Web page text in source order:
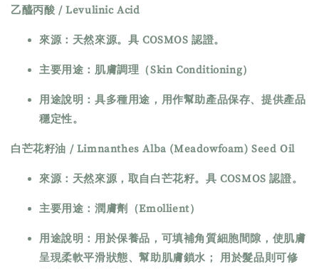
乙醯丙酸 / Levulinic Acid
來源：天然來源。具 COSMOS 認證。
主要用途：肌膚調理（Skin Conditioning）
用途說明：具多種用途，用作幫助產品保存、提供產品
穩定性。
白芒花籽油 / Limnanthes Alba (Meadowfoam) Seed Oil
來源：天然來源，取自白芒花籽。具 COSMOS 認證。
主要用途：潤膚劑（Emollient）
用途說明：用於保養品，可填補角質細胞間隙，使肌膚
呈現柔軟平滑狀態、幫助肌膚鎖水； 用於髮品則可修